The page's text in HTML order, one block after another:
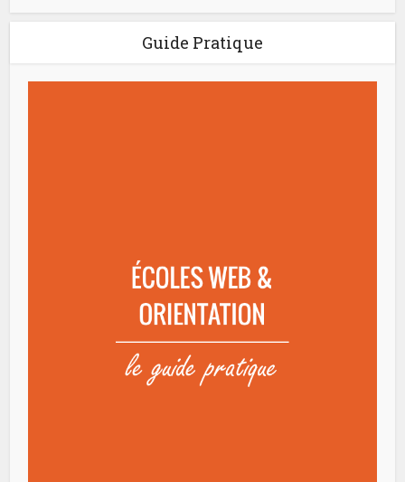
Guide Pratique